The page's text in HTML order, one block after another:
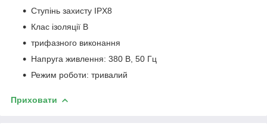
Ступінь захисту IPХ8
Клас ізоляції В
трифазного виконання
Напруга живлення: 380 В, 50 Гц
Режим роботи: тривалий
Приховати